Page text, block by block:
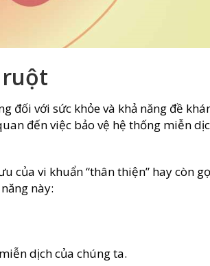
đối với sức khỏe và khả năng đề
đến việc bảo vệ hệ thống miễn
của vi khuẩn “thân thiện” hay còn
này:
dịch của chúng ta.